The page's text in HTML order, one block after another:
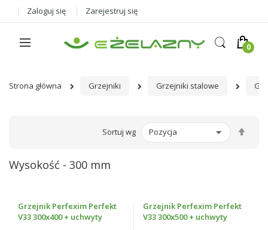
Zaloguj się Zarejestruj się
Strona główna Grzejniki Grzejniki stalowe
Wysokość - 300 mm
Sortuj wg
Grzejnik Perfexim Perfekt
V33 300x400 + uchwyty
Grzejnik Perfexim Perfekt
V33 300x500 + uchwyty